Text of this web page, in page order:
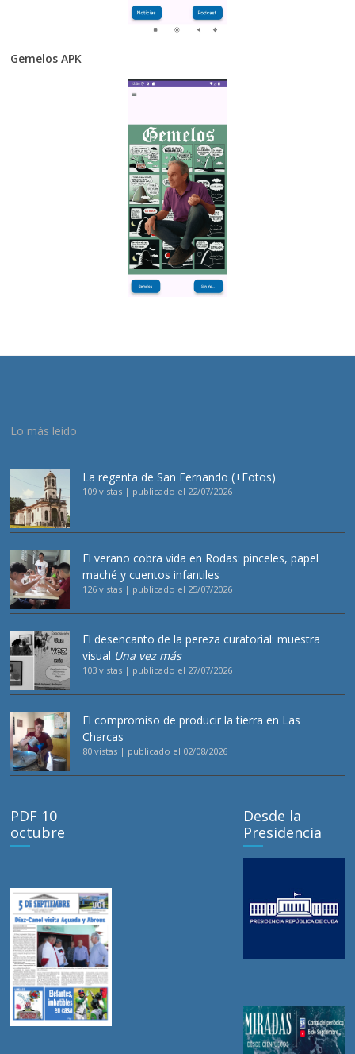
Gemelos APK
Lo más leído
La regenta de San Fernando (+Fotos)
109 vistas | publicado el 22/07/2026
El verano cobra vida en Rodas: pinceles, papel
maché y cuentos infantiles
126 vistas | publicado el 25/07/2026
El desencanto de la pereza curatorial: muestra
visual Una vez más
103 vistas | publicado el 27/07/2026
El compromiso de producir la tierra en Las
Charcas
80 vistas | publicado el 02/08/2026
PDF 10
octubre
Desde la
Presidencia